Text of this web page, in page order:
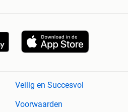
Veilig en Succesvol
Voorwaarden